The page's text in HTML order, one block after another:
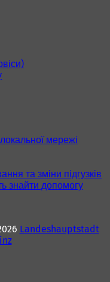
мережі
та зміни підгузків
знайти допомогу
Landeshauptstadt